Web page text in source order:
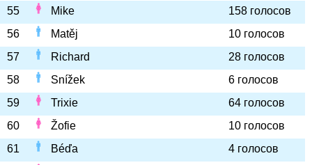
55
Mike
158 голосов
56
Matěj
10 голосов
57
Richard
28 голосов
58
Snížek
6 голосов
59
Trixie
64 голосов
60
Žofie
10 голосов
61
Béďa
4 голосов